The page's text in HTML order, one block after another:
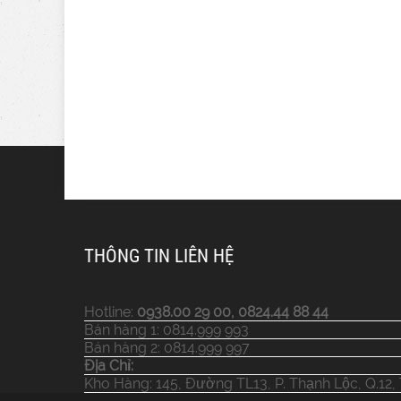
THÔNG TIN LIÊN HỆ
Hotline: 0938.00 29 00, 0824.44 88 44
Bán hàng 1: 0814.999 993
Bán hàng 2: 0814.999 997
Địa Chỉ:
Kho Hàng: 145, Đường TL13, P. Thạnh Lộc,